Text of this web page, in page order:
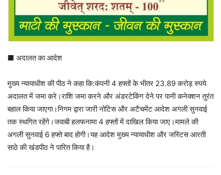
■ अदालत का आदेश
मुख्य न्यायाधीश की पीठ ने कहा कि:कंपनी 4 हफ्तों के भीतर 23.89 करोड़ रुपये
अदालत में जमा करे।राशि जमा करने और अंडरटेकिंग देने पर पानी कनेक्शन तुरंत
बहाल किया जाएगा।निगम द्वारा जारी नोटिस और अटैचमेंट आदेश अगली सुनवाई
तक स्थगित रहेंगे।जवाबी हलफनामा 4 हफ्तों में दाखिल किया जाए।मामले की
अगली सुनवाई 6 हफ्ते बाद होगी।यह आदेश मुख्य न्यायाधीश और जस्टिस आरती
साठे की खंडपीठ ने पारित किया है।